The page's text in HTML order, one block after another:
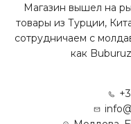
Магазин вышел на
товары из Турции,
сотрудничаем с
как